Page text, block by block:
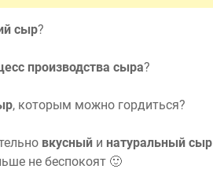
сыр?
производства сыра?
, которым можно гордиться?
вкусный и натуральный сыр
не беспокоят 🙂